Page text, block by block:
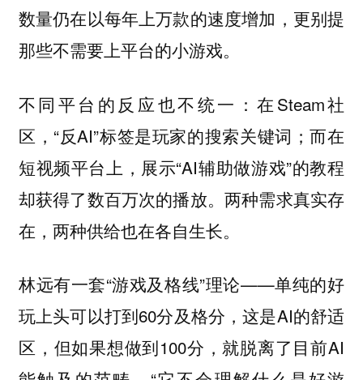
数量仍在以每年上万款的速度增加，更别提
那些不需要上平台的小游戏。
不同平台的反应也不统一：在Steam社
区，“反AI”标签是玩家的搜索关键词；而在
短视频平台上，展示“AI辅助做游戏”的教程
却获得了数百万次的播放。两种需求真实存
在，两种供给也在各自生长。
林远有一套“游戏及格线”理论——单纯的好
玩上头可以打到60分及格分，这是AI的舒适
区，但如果想做到100分，就脱离了目前AI